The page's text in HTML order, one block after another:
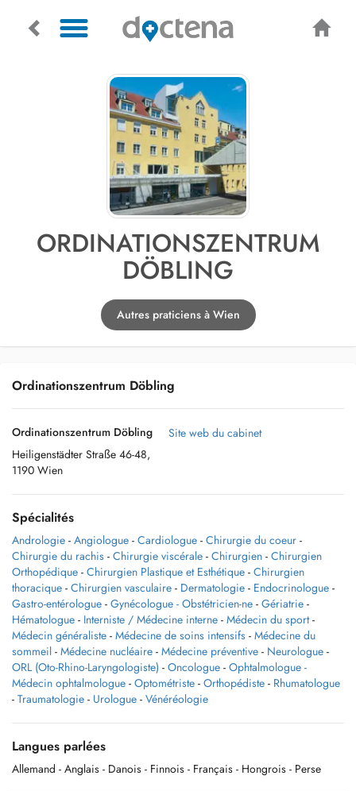
ORDINATIONSZENTRUM
DÖBLING
Autres praticiens à Wien
Ordinationszentrum Döbling
Ordinationszentrum Döbling
Heiligenstädter Straße 46-48,
1190 Wien
Site web du cabinet
Spécialités
Andrologie - Angiologue - Cardiologue - Chirurgie du coeur -
Chirurgie du rachis - Chirurgie viscérale - Chirurgien - Chirurgien
Orthopédique - Chirurgien Plastique et Esthétique - Chirurgien
thoracique - Chirurgien vasculaire - Dermatologie - Endocrinologue -
Gastro-entérologue - Gynécologue - Obstétricien-ne - Gériatrie -
Hématologue - Interniste / Médecine interne - Médecin du sport -
Médecin généraliste - Médecine de soins intensifs - Médecine du
sommeil - Médecine nucléaire - Médecine préventive - Neurologue -
ORL (Oto-Rhino-Laryngologiste) - Oncologue - Ophtalmologue -
Médecin ophtalmologue - Optométriste - Orthopédiste - Rhumatologue
- Traumatologie - Urologue - Vénéréologie
Langues parlées
Allemand - Anglais - Danois - Finnois - Français - Hongrois - Perse